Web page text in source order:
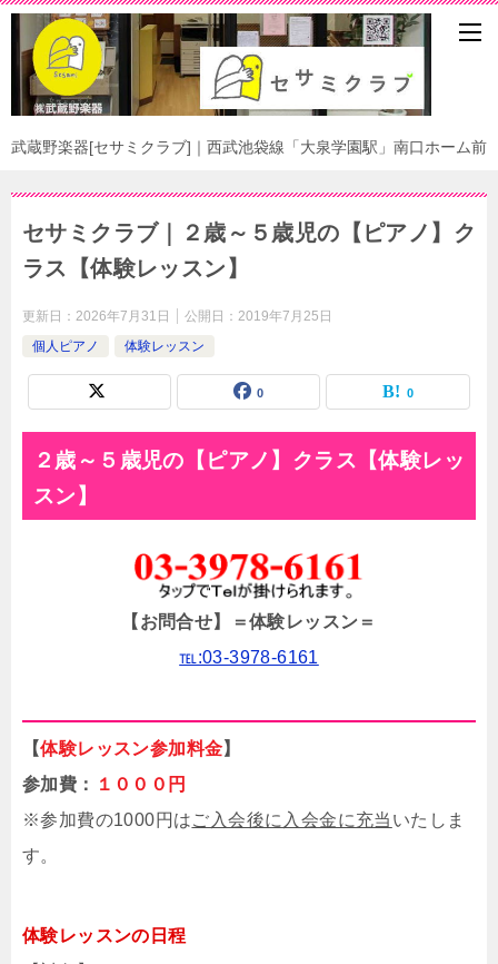
武蔵野楽器[セサミクラブ]｜西武池袋線「大泉学園駅」南口ホーム前
セサミクラブ｜２歳～５歳児の【ピアノ】ク
ラス【体験レッスン】
更新日： 2026年7月31日 公開日： 2019年7月25日
個人ピアノ
体験レッスン
0 0
２歳～５歳児の【ピアノ】クラス【体験レッ
スン】
【お問合せ】
＝体験レッスン＝
℡:03-3978-6161
【体験レッスン参加料金】
参加費：
１０００円
※参加費の1000円はご入会後に入会金に充当 いたしま
す。
体験レッスンの日程